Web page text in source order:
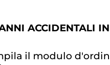
ACCIDENTALI
il modulo